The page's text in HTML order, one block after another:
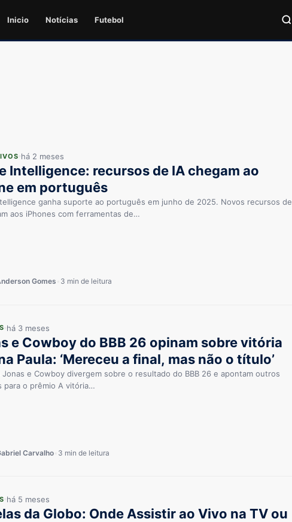
Inicio Notícias Futebol
há 2 meses
Intelligence: recursos de IA chegam ao
em português
ganha suporte ao português em junho de 2025. Novos recursos de
aos iPhones com ferramentas de…
Gomes 3 min de leitura
há 3 meses
e Cowboy do BBB 26 opinam sobre vitória
Paula: ‘Mereceu a final, mas não o título’
Jonas e Cowboy divergem sobre o resultado do BBB 26 e apontam outros
para o prêmio A vitória…
Carvalho 3 min de leitura
há 5 meses
da Globo: Onde Assistir ao Vivo na TV ou